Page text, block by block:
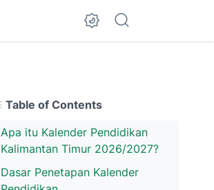
Table of Contents
Apa itu Kalender Pendidikan
Kalimantan Timur 2026/2027?
Dasar Penetapan Kalender